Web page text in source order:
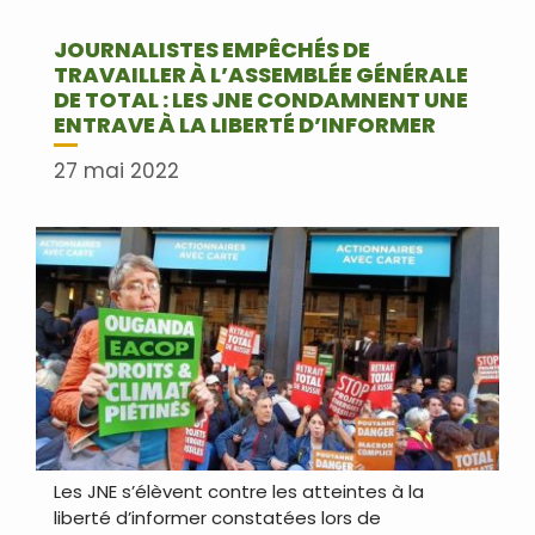
JOURNALISTES EMPÊCHÉS DE
TRAVAILLER À L’ASSEMBLÉE GÉNÉRALE
DE TOTAL : LES JNE CONDAMNENT UNE
ENTRAVE À LA LIBERTÉ D’INFORMER
27 mai 2022
Les JNE s’élèvent contre les atteintes à la
liberté d’informer constatées lors de